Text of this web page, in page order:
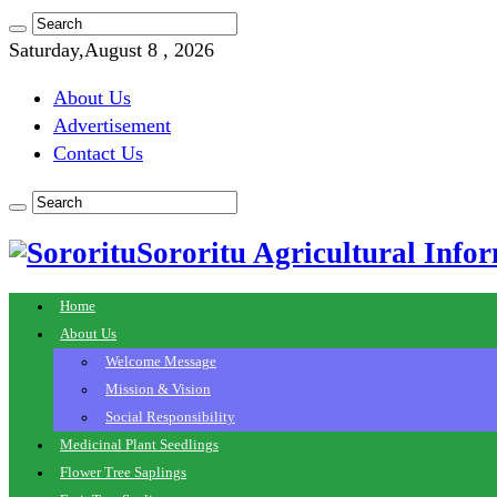
Saturday,August 8 , 2026
About Us
Advertisement
Contact Us
Sororitu Agricultural
Home
About Us
Welcome Message
Mission & Vision
Social Responsibility
Medicinal Plant Seedlings
Flower Tree Saplings